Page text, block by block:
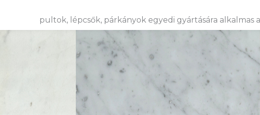
pultok, lépcsők, párkányok egyedi gyártására alkalmas